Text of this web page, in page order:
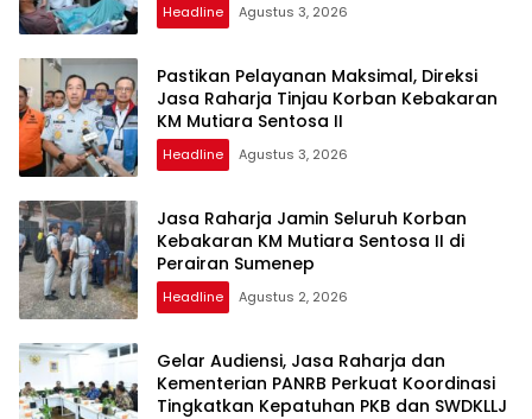
Headline Agustus 3, 2026
Pastikan Pelayanan Maksimal, Direksi
Jasa Raharja Tinjau Korban Kebakaran
KM Mutiara Sentosa II
Headline Agustus 3, 2026
Jasa Raharja Jamin Seluruh Korban
Kebakaran KM Mutiara Sentosa II di
Perairan Sumenep
Headline Agustus 2, 2026
Gelar Audiensi, Jasa Raharja dan
Kementerian PANRB Perkuat Koordinasi
Tingkatkan Kepatuhan PKB dan SWDKLLJ